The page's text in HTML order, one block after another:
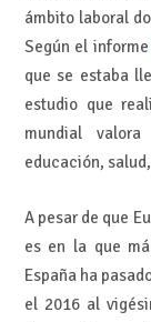
ámbito laboral
Según el informe
que se estaba
estudio que
mundial
educación,
A pesar de que
es en la que
España ha
el 2016 al